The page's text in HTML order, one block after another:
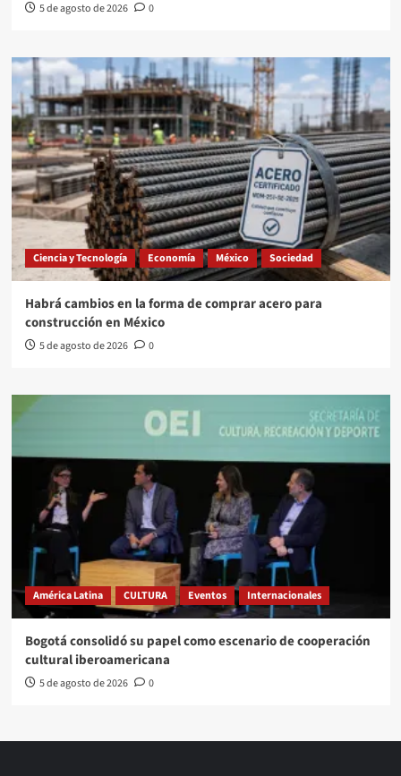
5 de agosto de 2026 0
Ciencia y Tecnología Economía México Sociedad
Habrá cambios en la forma de comprar acero para
construcción en México
5 de agosto de 2026 0
América Latina CULTURA Eventos Internacionales
Bogotá consolidó su papel como escenario de cooperación
cultural iberoamericana
5 de agosto de 2026 0